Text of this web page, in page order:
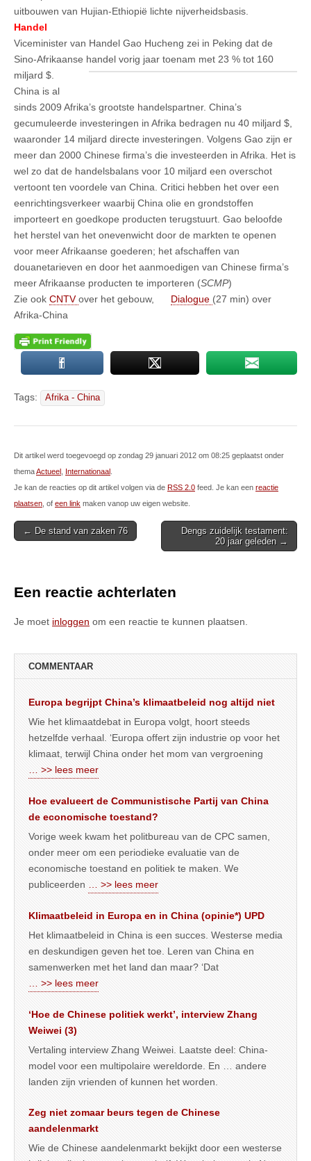
uitbouwen van Hujian-Ethiopië lichte nijverheidsbasis.
Handel
Viceminister van Handel Gao Hucheng zei in Peking dat de
Sino-Afrikaanse handel vorig jaar toenam met 23 % tot 160
miljard $.
China is al
sinds 2009 Afrika’s grootste handelspartner. China’s
gecumuleerde investeringen in Afrika bedragen nu 40 miljard $,
waaronder 14 miljard directe investeringen. Volgens Gao zijn er
meer dan 2000 Chinese firma’s die investeerden in Afrika. Het is
wel zo dat de handelsbalans voor 10 miljard een overschot
vertoont ten voordele van China. Critici hebben het over een
eenrichtingsverkeer waarbij China olie en grondstoffen
importeert en goedkope producten terugstuurt. Gao beloofde
het herstel van het onevenwicht door de markten te openen
voor meer Afrikaanse goederen; het afschaffen van
douanetarieven en door het aanmoedigen van Chinese firma’s
meer Afrikaanse producten te importeren (SCMP)
Zie ook CNTVover het gebouw, Dialogue (27 min) over
Afrika-China
Tags: Afrika - China
Dit artikel werd toegevoegd op zondag 29 januari 2012 om 08:25 geplaatst onder
themaActueel Internationaal
Je kan de reacties op dit artikel volgen via de RSS 2.0 feed. Je kan een reactie
plaatsen , of een link maken vanop uw eigen website.
Post
← De stand van zaken 76
Dengs zuidelijk testament:
20 jaar geleden →
Een reactie achterlaten
Je moet inloggen om een reactie te kunnen plaatsen.
COMMENTAAR
Europa begrijpt China’s klimaatbeleid nog altijd niet
Wie het klimaatdebat in Europa volgt, hoort steeds
hetzelfde verhaal. ‘Europa offert zijn industrie op voor het
klimaat, terwijl China onder het mom van vergroening
… >> lees meer
Hoe evalueert de Communistische Partij van China
de economische toestand?
Vorige week kwam het politbureau van de CPC samen,
onder meer om een periodieke evaluatie van de
economische toestand en politiek te maken. We
publiceerden
… >> lees meer
Klimaatbeleid in Europa en in China (opinie*) UPD
Het klimaatbeleid in China is een succes. Westerse media
en deskundigen geven het toe. Leren van China en
samenwerken met het land dan maar? ‘Dat
… >> lees meer
‘Hoe de Chinese politiek werkt’, interview Zhang
Weiwei (3)
Vertaling interview Zhang Weiwei. Laatste deel: China-
model voor een multipolaire wereldorde. En … andere
landen zijn vrienden of kunnen het worden.
Zeg niet zomaar beurs tegen de Chinese
aandelenmarkt
Wie de Chinese aandelenmarkt bekijkt door een westerse